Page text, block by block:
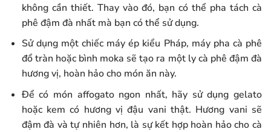
không cần thiết. Thay vào đó, bạn có thể pha tách cà
phê đậm đà nhất mà bạn có thể sử dụng.
Sử dụng một chiếc máy ép kiểu Pháp, máy pha cà phê
đổ tràn hoặc bình moka sẽ tạo ra một ly cà phê đậm đà
hương vị, hoàn hảo cho món ăn này.
Để có món affogato ngon nhất, hãy sử dụng gelato
hoặc kem có hương vị đậu vani thật. Hương vani sẽ
đậm đà và tự nhiên hơn, là sự kết hợp hoàn hảo cho cà